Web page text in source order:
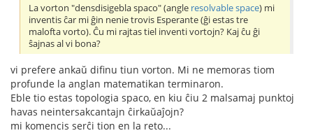
La vorton "densdisigebla spaco" (angle resolvable space) mi
inventis ĉar mi ĝin nenie trovis Esperante (ĝi estas tre
malofta vorto). Ĉu mi rajtas tiel inventi vortojn? Kaj ĉu ĝi
ŝajnas al vi bona?
vi prefere ankaŭ difinu tiun vorton. Mi ne memoras tiom
profunde la anglan matematikan terminaron.
Eble tio estas topologia spaco, en kiu ĉiu 2 malsamaj punktoj
havas neintersakcantajn ĉirkaŭaĵojn?
mi komencis serĉi tion en la reto...